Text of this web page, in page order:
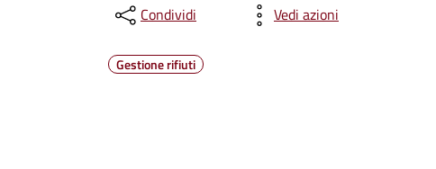
Condividi Vedi azioni
Gestione rifiuti